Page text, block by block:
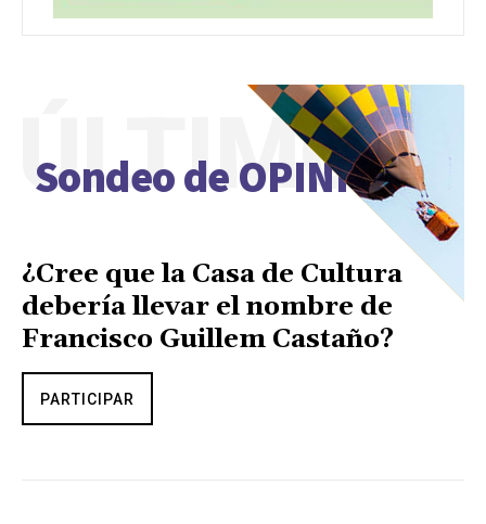
Sondeo de OPINIÓN
ÚLTIMO
¿Cree que la Casa de Cultura
debería llevar el nombre de
Francisco Guillem Castaño?
PARTICIPAR